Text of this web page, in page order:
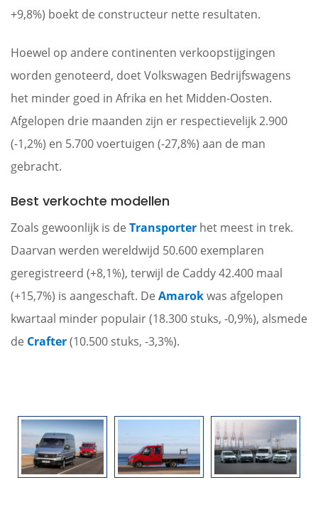
+9,8%) boekt de constructeur nette resultaten.
Hoewel op andere continenten verkoopstijgingen
worden genoteerd, doet Volkswagen Bedrijfswagens
het minder goed in Afrika en het Midden-Oosten.
Afgelopen drie maanden zijn er respectievelijk 2.900
(-1,2%) en 5.700 voertuigen (-27,8%) aan de man
gebracht.
Best verkochte modellen
Zoals gewoonlijk is de Transporter het meest in trek.
Daarvan werden wereldwijd 50.600 exemplaren
geregistreerd (+8,1%), terwijl de Caddy 42.400 maal
(+15,7%) is aangeschaft. De Amarokwas afgelopen
kwartaal minder populair (18.300 stuks, -0,9%), alsmede
de Crafter(10.500 stuks, -3,3%).